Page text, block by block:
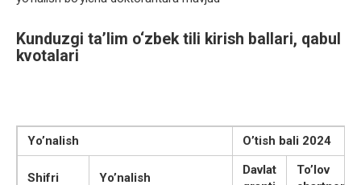
Kunduzgi ta’lim o‘zbek tili kirish ballari, qabul
kvotalari
Yo’nalish O’tish bali 2024
Shifri Yo’nalish
Davlat
To’lov